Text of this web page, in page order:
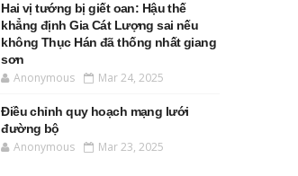
Hai vị tướng bị giết oan: Hậu thế
khẳng định Gia Cát Lượng sai nếu
không Thục Hán đã thống nhất giang
sơn
Anonymous Mar 24, 2025
Điều chỉnh quy hoạch mạng lưới
đường bộ
Anonymous Mar 23, 2025